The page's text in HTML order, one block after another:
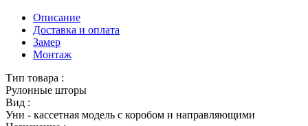
Описание
Доставка и оплата
Замер
Монтаж
Тип товара :
Рулонные шторы
Вид :
Уни - кассетная модель с коробом и направляющими